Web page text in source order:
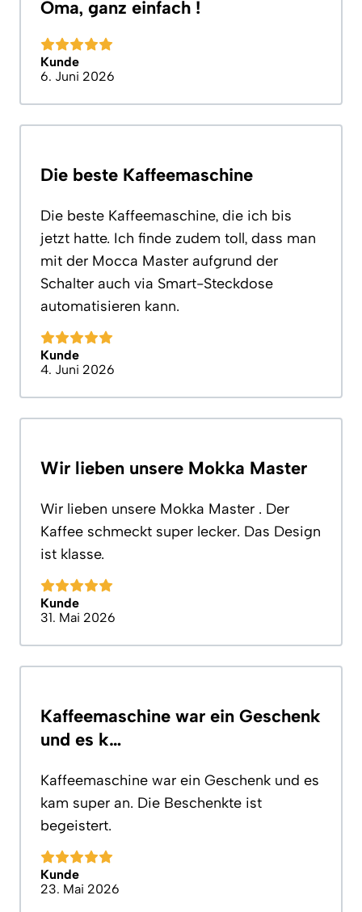
Oma, ganz einfach !
Kunde
6. Juni 2026
Die beste Kaffeemaschine
Die beste Kaffeemaschine, die ich bis
jetzt hatte. Ich finde zudem toll, dass man
mit der Mocca Master aufgrund der
Schalter auch via Smart-Steckdose
automatisieren kann.
Kunde
4. Juni 2026
Wir lieben unsere Mokka Master
Wir lieben unsere Mokka Master . Der
Kaffee schmeckt super lecker. Das Design
ist klasse.
Kunde
31. Mai 2026
Kaffeemaschine war ein Geschenk
und es k…
Kaffeemaschine war ein Geschenk und es
kam super an. Die Beschenkte ist
begeistert.
Kunde
23. Mai 2026